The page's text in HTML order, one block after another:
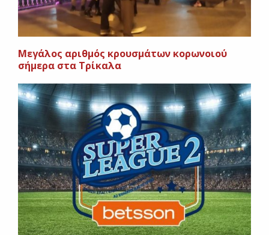
Mεγάλος αριθμός κρουσμάτων κορωνοιού
σήμερα στα Τρίκαλα